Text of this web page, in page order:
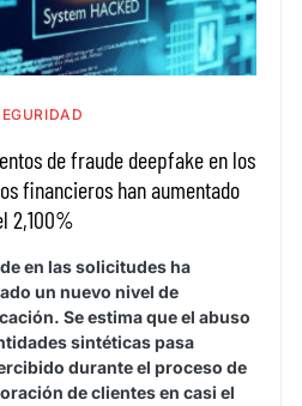
de fraude deepfake en los
financieros han aumentado
2,100%
en las solicitudes ha
un nuevo nivel de
Se estima que el abuso
sintéticas pasa
durante el proceso de
de clientes en casi el